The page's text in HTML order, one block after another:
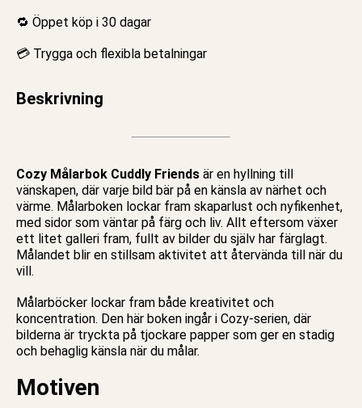
🔁 Öppet köp i 30 dagar
💳 Trygga och flexibla betalningar
Beskrivning
Cozy Målarbok Cuddly Friends är en hyllning till
vänskapen, där varje bild bär på en känsla av närhet och
värme. Målarboken lockar fram skaparlust och nyfikenhet,
med sidor som väntar på färg och liv. Allt eftersom växer
ett litet galleri fram, fullt av bilder du själv har färglagt.
Målandet blir en stillsam aktivitet att återvända till när du
vill.
Målarböcker lockar fram både kreativitet och
koncentration. Den här boken ingår i Cozy-serien, där
bilderna är tryckta på tjockare papper som ger en stadig
och behaglig känsla när du målar.
Motiven